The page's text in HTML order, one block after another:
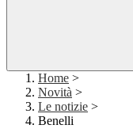
Home >
Novità >
Le notizie >
Benelli